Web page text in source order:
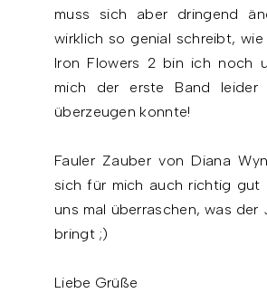
muss sich aber dringend
wirklich so genial schreibt,
Iron Flowers 2 bin ich noch
mich der erste Band leider
überzeugen konnte!
Fauler Zauber von Diana
sich für mich auch richtig gut
uns mal überraschen, was der
bringt ;)
Liebe Grüße